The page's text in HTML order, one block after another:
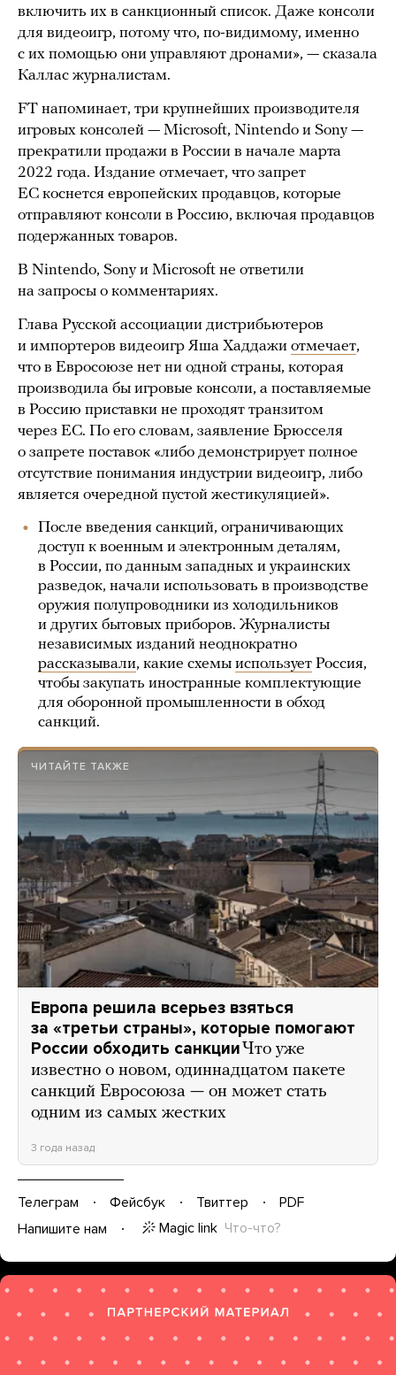
включить их в санкционный список. Даже консоли
для видеоигр, потому что, по-видимому, именно
с их помощью они управляют дронами», — сказала
Каллас журналистам.
FT напоминает, три крупнейших производителя
игровых консолей — Microsoft, Nintendo и Sony —
прекратили продажи в России в начале марта
2022 года. Издание отмечает, что запрет
ЕС коснется европейских продавцов, которые
отправляют консоли в Россию, включая продавцов
подержанных товаров.
В Nintendo, Sony и Microsoft не ответили
на запросы о комментариях.
Глава Русской ассоциации дистрибьютеров
и импортеров видеоигр Яша Хаддажи отмечает,
что в Евросоюзе нет ни одной страны, которая
производила бы игровые консоли, а поставляемые
в Россию приставки не проходят транзитом
через ЕС. По его словам, заявление Брюсселя
о запрете поставок «либо демонстрирует полное
отсутствие понимания индустрии видеоигр, либо
является очередной пустой жестикуляцией».
После введения санкций, ограничивающих
доступ к военным и электронным деталям,
в России, по данным западных и украинских
разведок, начали использовать в производстве
оружия полупроводники из холодильников
и других бытовых приборов. Журналисты
независимых изданий неоднократно
рассказывали, какие схемы использует Россия,
чтобы закупать иностранные комплектующие
для оборонной промышленности в обход
санкций.
ЧИТАЙТЕ ТАКЖЕ
Европа решила всерьез взяться
за «третьи страны», которые помогают
России обходить санкции Что уже
известно о новом, одиннадцатом пакете
санкций Евросоюза — он может стать
одним из самых жестких
3 года назад
Телеграм Фейсбук Твиттер
PDF
Напишите нам
Magic link Что-что?